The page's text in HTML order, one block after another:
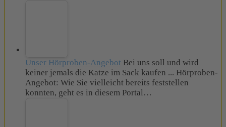
Unser Hörproben-Angebot Bei uns soll und wird
keiner jemals die Katze im Sack kaufen ... Hörproben-
Angebot: Wie Sie vielleicht bereits feststellen
konnten, geht es in diesem Portal…